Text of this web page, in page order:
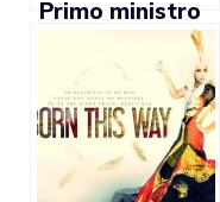
Primo ministro
Andrius Kubilius
contro Lady
Gaga: “Non c’è
omofobia nel
Paese. Farebbe
meglio a